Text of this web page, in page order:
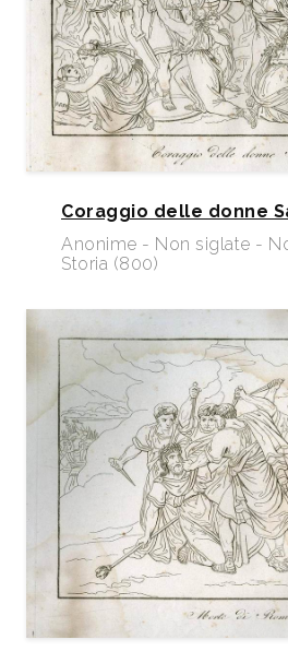
Coraggio delle donne
Anonime - Non siglate -
Storia (800)